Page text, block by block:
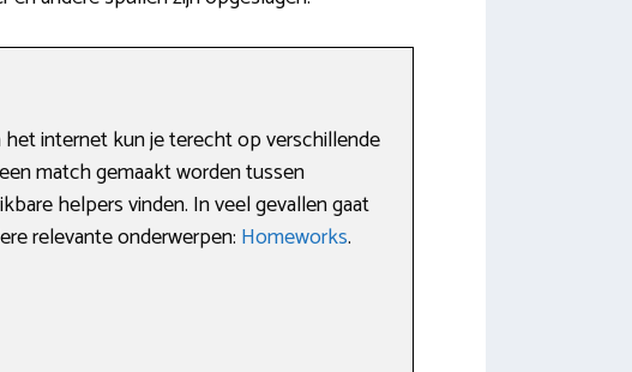
internet kun je terecht op verschillende
match gemaakt worden tussen
helpers vinden. In veel gevallen gaat
relevante onderwerpen: Homeworks.